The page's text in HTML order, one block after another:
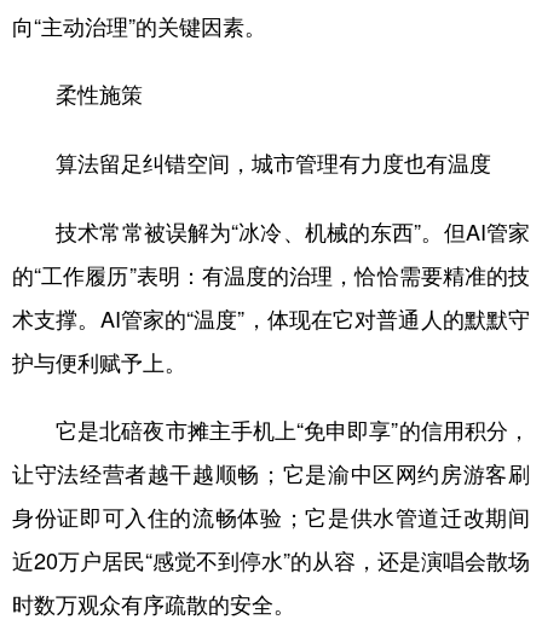
向“主动治理”的关键因素。
柔性施策
算法留足纠错空间，城市管理有力度也有温度
技术常常被误解为“冰冷、机械的东西”。但AI管家
的“工作履历”表明：有温度的治理，恰恰需要精准的技
术支撑。AI管家的“温度”，体现在它对普通人的默默守
护与便利赋予上。
它是北碚夜市摊主手机上“免申即享”的信用积分，
让守法经营者越干越顺畅；它是渝中区网约房游客刷
身份证即可入住的流畅体验；它是供水管道迁改期间
近20万户居民“感觉不到停水”的从容，还是演唱会散场
时数万观众有序疏散的安全。